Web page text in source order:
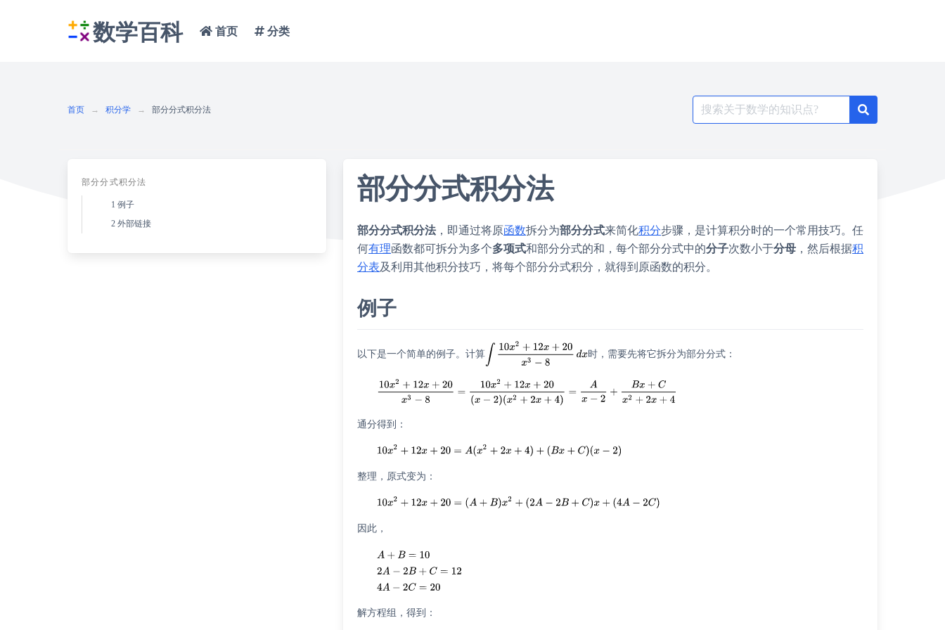
数学百科 首页 分类
首页 积分学 部分分式积分法
Search
for:
部分分式积分法
1 例子
2 外部链接
部分分式积分法
部分分式积分法 ，即通过将原函数拆分为部分分式来简化积分步骤，是计算积分时的一个常用技巧。任
何有理函数都可拆分为多个多项式和部分分式的和，每个部分分式中的分子次数小于分母 ，然后根据积
分表及利用其他积分技巧，将每个部分分式积分，就得到原函数的积分。
例子
以下是一个简单的例子。计算 时，需要先将它拆分为部分分式：
通分得到：
整理，原式变为：
因此，
解方程组，得到：